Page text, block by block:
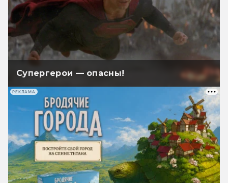
Супергерои — опасны!
РЕКЛАМА